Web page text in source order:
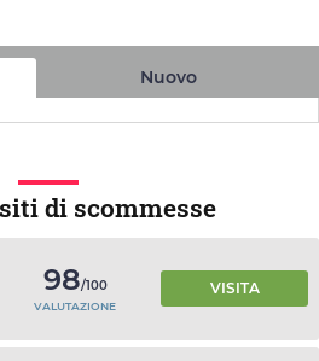
Nuovo
di scommesse
98/100
VALUTAZIONE
VISITA